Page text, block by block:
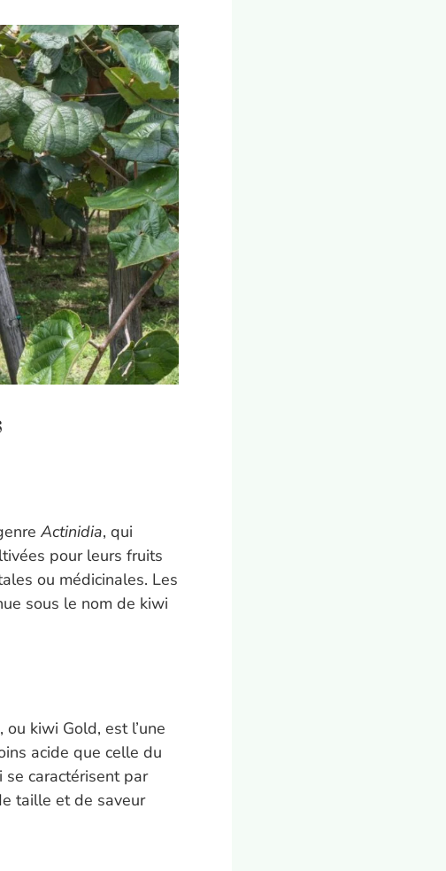
Actinidia, qui
pour leurs fruits
ou médicinales. Les
sous le nom de kiwi
, ou kiwi Gold, est l’une
acide que celle du
se caractérisent par
taille et de saveur